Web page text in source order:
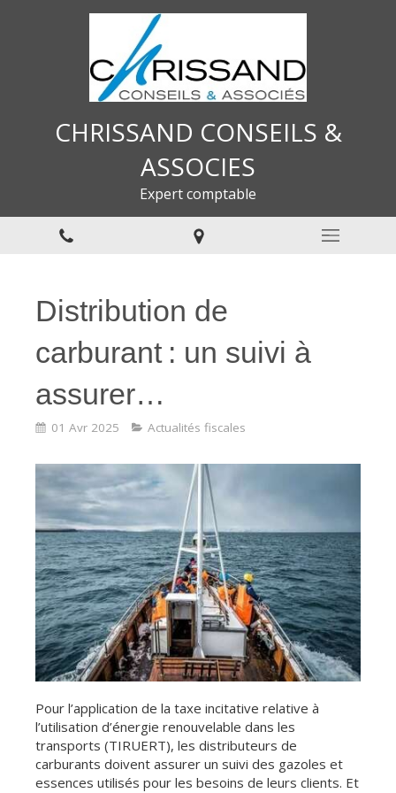
CHRISSAND CONSEILS &
ASSOCIES
Expert comptable
Distribution de
carburant : un suivi à
assurer…
01 Avr 2025 Actualités fiscales
Pour l’application de la taxe incitative relative à
l’utilisation d’énergie renouvelable dans les
transports (TIRUERT), les distributeurs de
carburants doivent assurer un suivi des gazoles et
essences utilisés pour les besoins de leurs clients. Et